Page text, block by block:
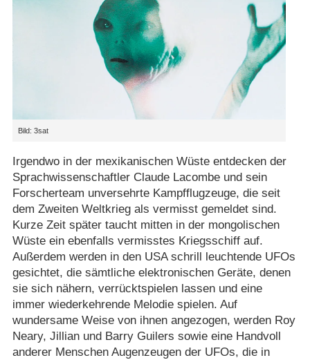
Bild: 3sat
Irgendwo in der mexikanischen Wüste entdecken der
Sprachwissenschaftler Claude Lacombe und sein
Forscherteam unversehrte Kampfflugzeuge, die seit
dem Zweiten Weltkrieg als vermisst gemeldet sind.
Kurze Zeit später taucht mitten in der mongolischen
Wüste ein ebenfalls vermisstes Kriegsschiff auf.
Außerdem werden in den USA schrill leuchtende UFOs
gesichtet, die sämtliche elektronischen Geräte, denen
sie sich nähern, verrücktspielen lassen und eine
immer wiederkehrende Melodie spielen. Auf
wundersame Weise von ihnen angezogen, werden Roy
Neary, Jillian und Barry Guilers sowie eine Handvoll
anderer Menschen Augenzeugen der UFOs, die in